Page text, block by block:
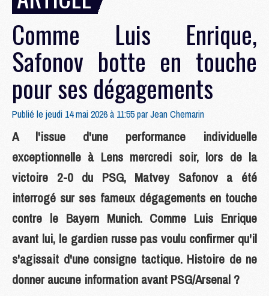
Comme Luis Enrique,
Safonov botte en touche
pour ses dégagements
Publié le jeudi 14 mai 2026 à 11:55 parJean Chemarin
A l'issue d'une performance individuelle
exceptionnelle à Lens mercredi soir, lors de la
victoire 2-0 du PSG, Matvey Safonov a été
interrogé sur ses fameux dégagements en touche
contre le Bayern Munich. Comme Luis Enrique
avant lui, le gardien russe pas voulu confirmer qu'il
s'agissait d'une consigne tactique. Histoire de ne
donner aucune information avant PSG/Arsenal ?